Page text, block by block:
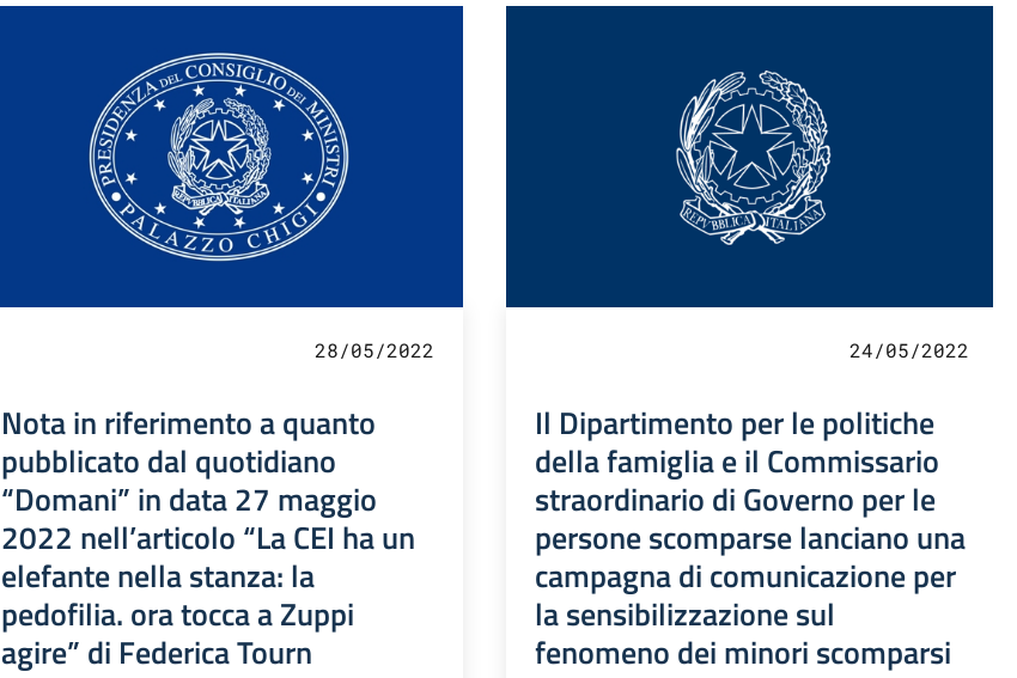
28/05/2022
Nota in riferimento a quanto
pubblicato dal quotidiano
“Domani” in data 27 maggio
2022 nell’articolo “La CEI ha un
elefante nella stanza: la
pedofilia. ora tocca a Zuppi
agire” di Federica Tourn
24/05/2022
Il Dipartimento per le politiche
della famiglia e il Commissario
straordinario di Governo per le
persone scomparse lanciano una
campagna di comunicazione per
la sensibilizzazione sul
fenomeno dei minori scomparsi